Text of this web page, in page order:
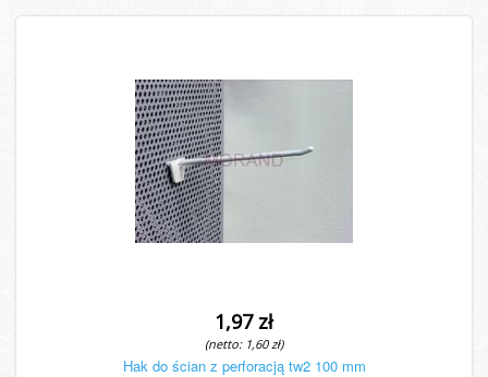
1,97 zł
(netto: 1,60 zł)
Hak do ścian z perforacją tw2 100 mm